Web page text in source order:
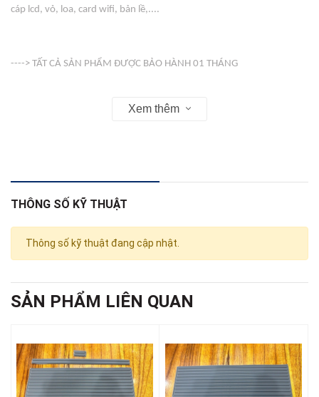
cáp lcd, vỏ, loa, card wifi, bản lề,....
----> TẤT CẢ SẢN PHẨM ĐƯỢC BẢO HÀNH 01 THÁNG
Zalo: 0933.823.693 KD
Xem thêm
THÔNG SỐ KỸ THUẬT
Thông số kỹ thuật đang cập nhật.
SẢN PHẨM LIÊN QUAN